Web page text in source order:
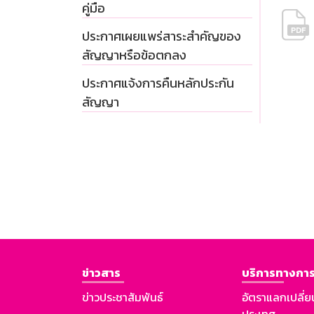
คู่มือ
ประกาศเผยแพร่สาระสำคัญของ
สัญญาหรือข้อตกลง
ประกาศแจ้งการคืนหลักประกัน
สัญญา
ข่าวสาร
ข่าวประชาสัมพันธ์
บริการทางกา
อัตราแลกเปลี่ย